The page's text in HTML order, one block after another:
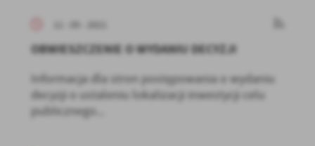
OBWIESZCZENIE O WYDANIU DECYZJI
Informacja dla stron postępowania o wydaniu
decyzji o ustaleniu lokalizacji inwestycji celu
publicznego...